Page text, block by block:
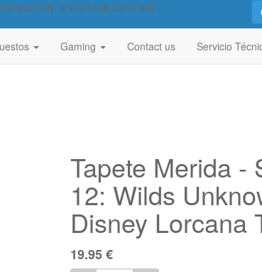
properly. If you keep using this
Gaming Contact us Servicio
Tapete Merida -
12: Wilds
Disney Lorcana
19.95€